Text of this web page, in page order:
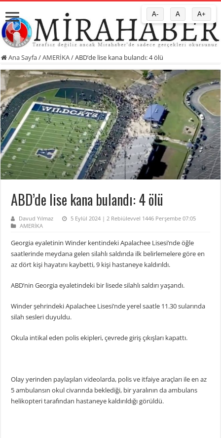
Ana Sayfa/AMERİKA/ABD’de lise kana bulandı: 4 ölü
ABD’de lise kana bulandı: 4 ölü
Davud Yılmaz
5 Eylül 2024 | 2 Rebiülevvel 1446 Perşembe 07:05
AMERİKA
Georgia eyaletinin Winder kentindeki Apalachee Lisesi’nde öğle
saatlerinde meydana gelen silahlı saldırıda ilk belirlemelere göre en
az dört kişi hayatını kaybetti, 9 kişi hastaneye kaldırıldı.
ABD’nin Georgia eyaletindeki bir lisede silahlı saldırı yaşandı.
Winder şehrindeki Apalachee Lisesi’nde yerel saatle 11.30 sularında
silah sesleri duyuldu.
Okula intikal eden polis ekipleri, çevrede giriş çıkışları kapattı.
Olay yerinden paylaşılan videolarda, polis ve itfaiye araçları ile en az
5 ambulansın okul civarında beklediği, bir yaralının da ambulans
helikopteri tarafından hastaneye kaldırıldığı görüldü.
A- A A+